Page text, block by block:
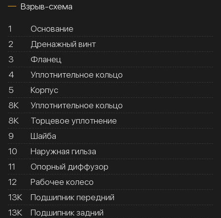
Взрыв-схема
1
Основание
2
Дренажный винт
3
Фланец
4
Уплотнительное кольцо
5
Корпус
8К
Уплотнительное кольцо
8К
Торцевое уплотнение
9
Шайба
10
Наружная гильза
11
Опорный диффузор
12
Рабочее колесо
13К
Подшипник передний
13К
Подшипник задний